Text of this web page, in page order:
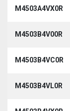
M4503A4VX0R
M4503B4V00R
M4503B4VC0R
M4503B4VL0R